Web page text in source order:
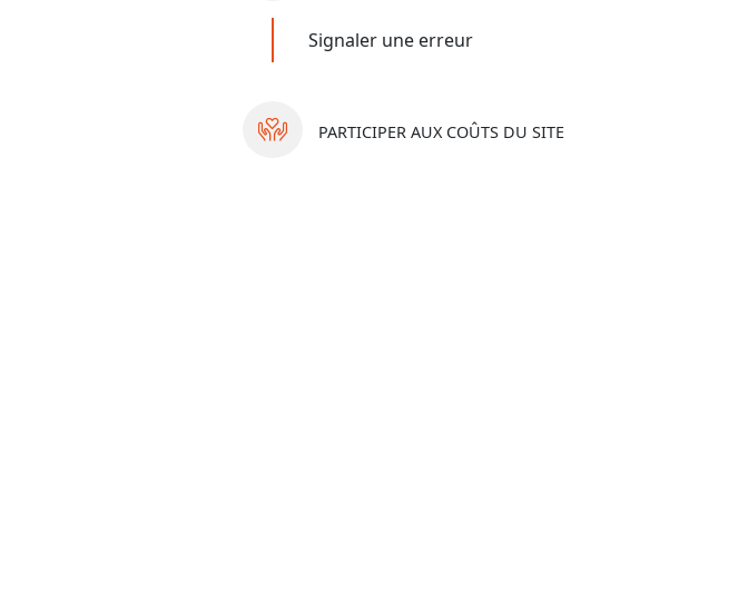
Signaler une erreur
PARTICIPER AUX COÛTS DU SITE